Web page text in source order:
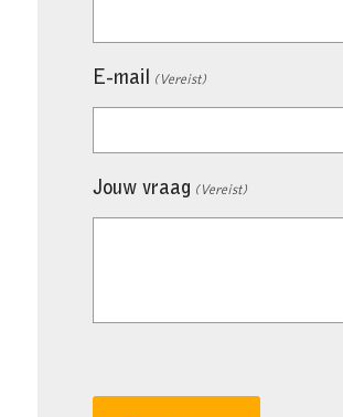
E-mail (Vereist)
Jouw vraag (Vereist)